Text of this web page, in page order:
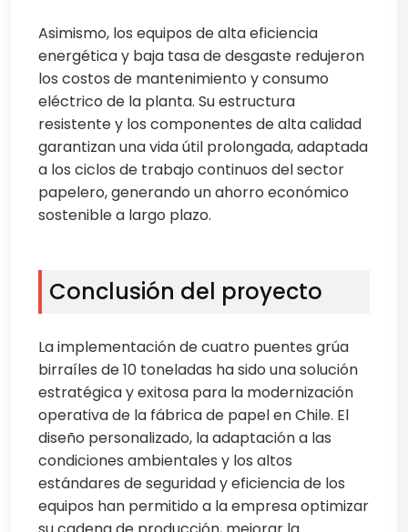
Asimismo, los equipos de alta eficiencia
energética y baja tasa de desgaste redujeron
los costos de mantenimiento y consumo
eléctrico de la planta. Su estructura
resistente y los componentes de alta calidad
garantizan una vida útil prolongada, adaptada
a los ciclos de trabajo continuos del sector
papelero, generando un ahorro económico
sostenible a largo plazo.
Conclusión del proyecto
La implementación de cuatro puentes grúa
birraíles de 10 toneladas ha sido una solución
estratégica y exitosa para la modernización
operativa de la fábrica de papel en Chile. El
diseño personalizado, la adaptación a las
condiciones ambientales y los altos
estándares de seguridad y eficiencia de los
equipos han permitido a la empresa optimizar